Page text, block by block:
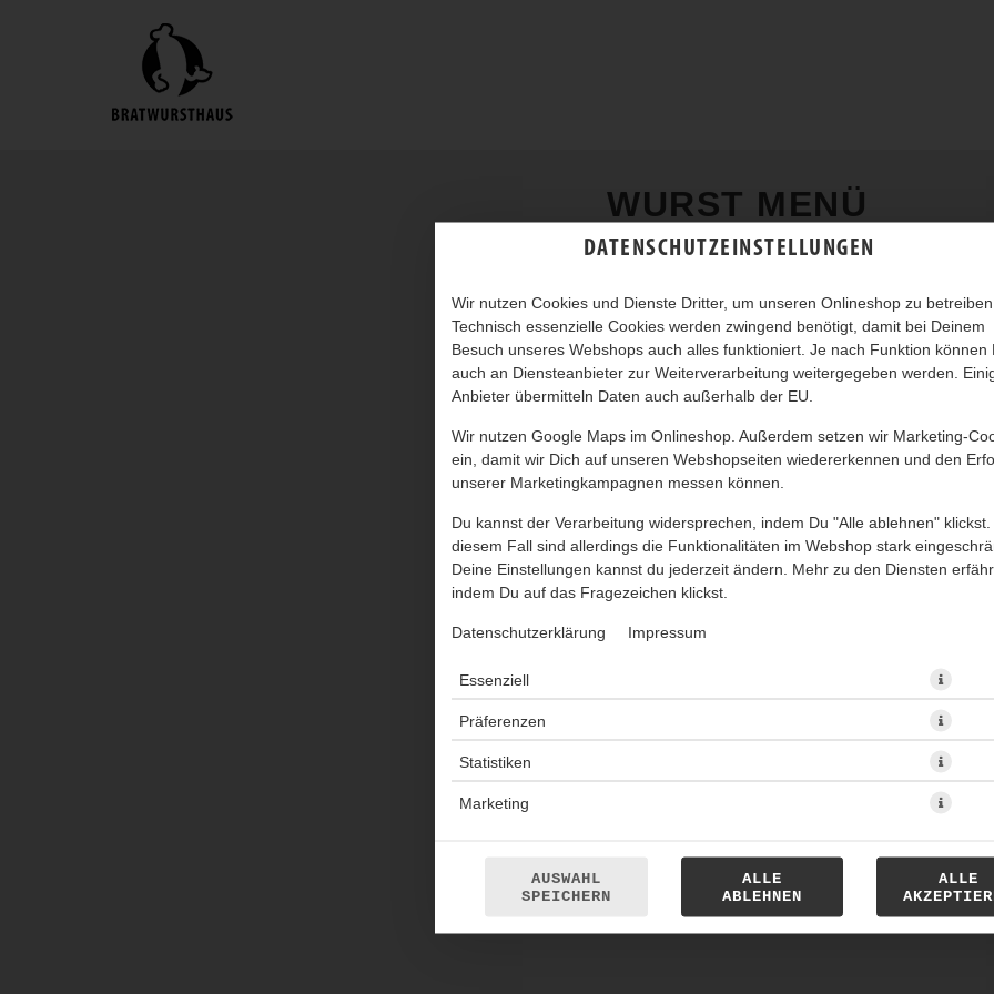
DATENSCHUTZEINSTELLUNGEN
Wir nutzen Cookies und Dienste Dritter, um unseren Onlineshop zu betreiben.
Technisch essenzielle Cookies werden zwingend benötigt, damit bei Deinem
Besuch unseres Webshops auch alles funktioniert. Je nach Funktion können
auch an Diensteanbieter zur Weiterverarbeitung weitergegeben werden.
Anbieter übermitteln Daten auch außerhalb der EU.
Wir nutzen Google Maps im Onlineshop. Außerdem setzen wir Marketing-
ein, damit wir Dich auf unseren Webshopseiten wiedererkennen und den
unserer Marketingkampagnen messen können.
Du kannst der Verarbeitung widersprechen, indem Du "Alle ablehnen" klickst.
diesem Fall sind allerdings die Funktionalitäten im Webshop stark
Deine Einstellungen kannst du jederzeit ändern. Mehr zu den Diensten
indem Du auf das Fragezeichen klickst.
Datenschutzerklärung Impressum
Essenziell
Präferenzen
Statistiken
Marketing
AUSWAHL
SPEICHERN
ALLE
ABLEHNEN
ALLE
WURST MENÜ
Currywurst, zwei Beilagen, Getränk und Dessert nach Wahl!